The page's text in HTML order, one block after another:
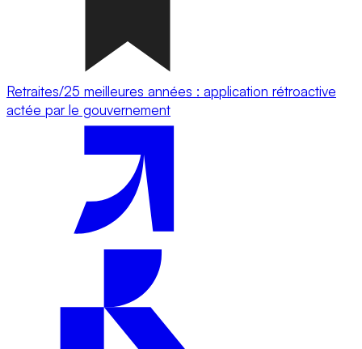
Retraites/25 meilleures années : application rétroactive
actée par le gouvernement